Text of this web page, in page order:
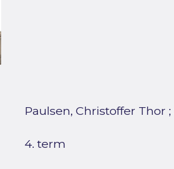
Paulsen, Christoffer Thor ;
4. term